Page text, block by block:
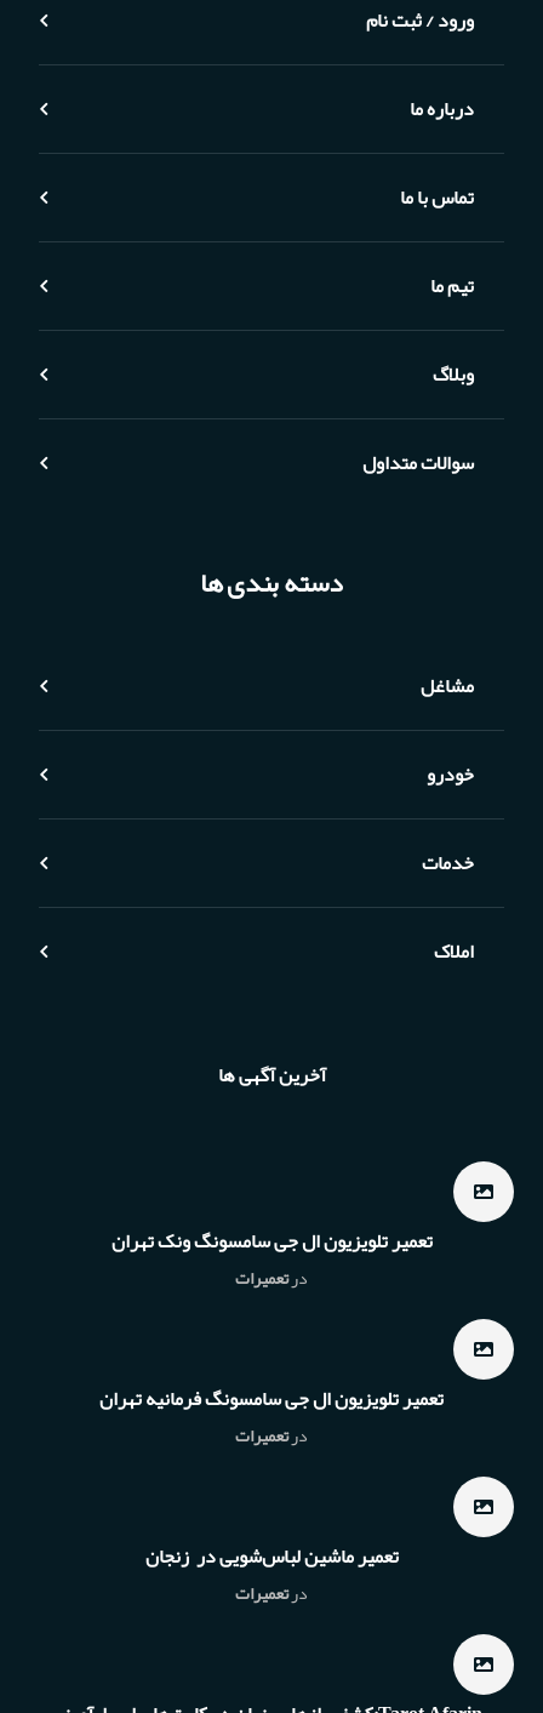
ورود / ثبت نام
درباره ما
تماس با ما
تیم ما
وبلاگ
سوالات متداول
دسته بندی ها
مشاغل
خودرو
خدمات
املاک
آخرین آگهی ها
تعمیر تلویزیون ال جی سامسونگ ونک تهران
درتعمیرات
تعمیر تلویزیون ال جی سامسونگ فرمانیه تهران
درتعمیرات
تعمیر ماشین لباس‌شویی در زنجان
درتعمیرات